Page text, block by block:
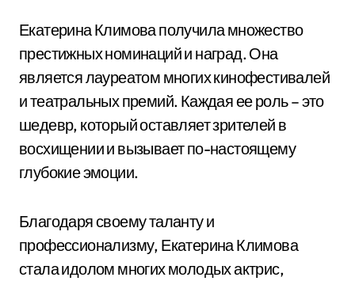
Екатерина Климова получила множество
престижных номинаций и наград. Она
является лауреатом многих кинофестивалей
и театральных премий. Каждая ее роль – это
шедевр, который оставляет зрителей в
восхищении и вызывает по-настоящему
глубокие эмоции.
Благодаря своему таланту и
профессионализму, Екатерина Климова
стала идолом многих молодых актрис,